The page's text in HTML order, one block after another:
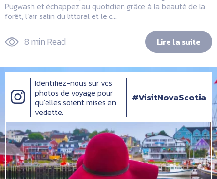
Pugwash et échappez au quotidien grâce à la beauté de la
forêt, l’air salin du littoral et le c...
8 min Read Lire la suite
Identifiez-nous sur vos
photos de voyage pour
qu’elles soient mises en
vedette.
#VisitNovaScotia